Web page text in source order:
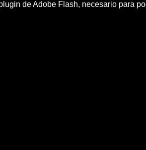
de Adobe Flash, necesario para